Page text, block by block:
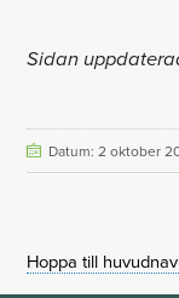
Sidan
Datum: 2 oktober
Hoppa till